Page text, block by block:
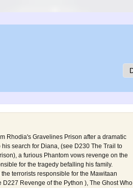
Rhodia's Gravelines Prison after a dramatic
search for Diana, (see D230 The Trail to
), a furious Phantom vows revenge on the
for the tragedy befalling his family.
terrorists responsible for the Mawitaan
D227 Revenge of the Python ), The Ghost Who